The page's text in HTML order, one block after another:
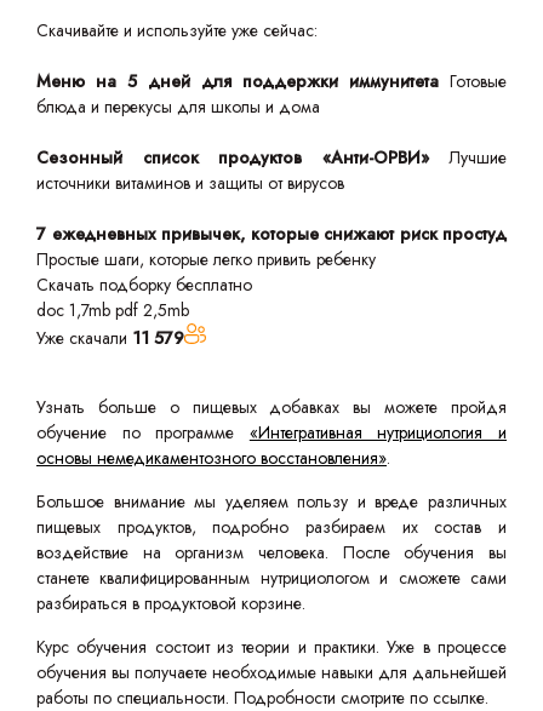
Скачивайте и используйте уже сейчас:
Меню на 5 дней для поддержки иммунитета Готовые
блюда и перекусы для школы и дома
Сезонный список продуктов «Анти-ОРВИ»
Лучшие
источники витаминов и защиты от вирусов
7 ежедневных привычек, которые снижают риск простуд
Простые шаги, которые легко привить ребенку
Скачать подборку бесплатно
doc 1,7mb pdf 2,5mb
Уже скачали 11 579
Узнать больше о пищевых добавках вы можете пройдя
обучение по программе «Интегративная нутрициология и
основы немедикаментозного восстановления».
Большое внимание мы уделяем пользу и вреде различных
пищевых продуктов, подробно разбираем их состав и
воздействие на организм человека. После обучения вы
станете квалифицированным нутрициологом и сможете сами
разбираться в продуктовой корзине.
Курс обучения состоит из теории и практики. Уже в процессе
обучения вы получаете необходимые навыки для дальнейшей
работы по специальности. Подробности смотрите по ссылке.